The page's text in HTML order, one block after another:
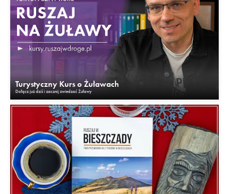
Turystyczny Kurs o Żuławach
Dołącz już dziś i zacznij zwiedzać Żuławy